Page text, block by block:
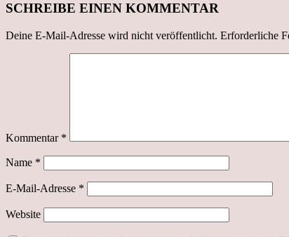
SCHREIBE EINEN KOMMENTAR
Deine E-Mail-Adresse wird nicht veröffentlicht. Erforderliche
Kommentar *
Name *
E-Mail-Adresse *
Website